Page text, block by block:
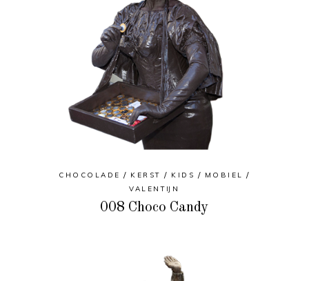
CHOCOLADE KERST KIDS
MOBIEL
VALENTIJN
008 Choco Candy